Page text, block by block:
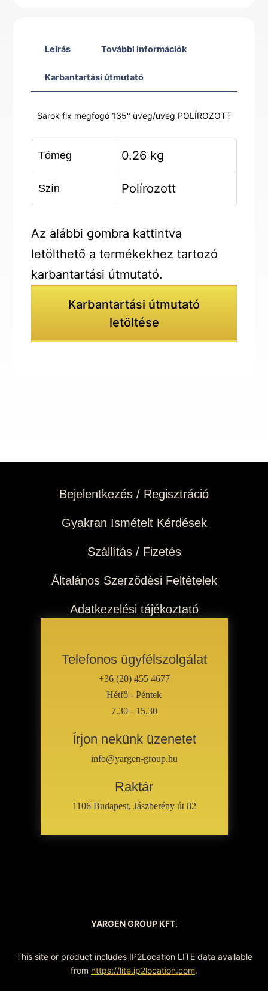
Leírás További információk
Karbantartási útmutató
Sarok fix megfogó 135° üveg/üveg POLÍROZOTT
Tömeg 0.26 kg
Szín Polírozott
Az alábbi gombra kattintva
letölthető a termékekhez tartozó
karbantartási útmutató.
Karbantartási útmutató
letöltése
YARGEN GROUP KFT.
This site or product includes IP2Location LITE data available
from https://lite.ip2location.com.
Telefonos ügyfélszolgálat
+36 (20) 455 4677
Hétfő - Péntek
7.30 - 15.30
Írjon nekünk üzenetet
info@yargen-group.hu
Raktár
1106 Budapest, Jászberény út 82
Bejelentkezés / Regisztráció
Gyakran Ismételt Kérdések
Szállítás / Fizetés
Általános Szerződési Feltételek
Adatkezelési tájékoztató